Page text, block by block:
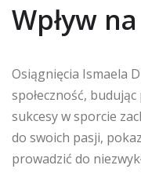
Wpływ
Osiągnięcia Ismaela
społeczność,
sukcesy w sporcie
do swoich pasji,
prowadzić do